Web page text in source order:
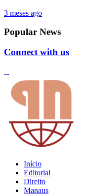
3 meses ago
Popular News
Connect with us
Início
Editorial
Direito
Manaus